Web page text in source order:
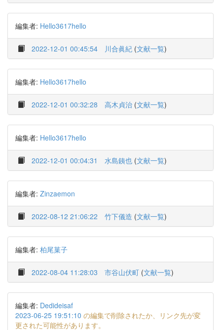
編集者: Hello3617hello
2022-12-01 00:45:54 川合眞紀 (文献一覧)
編集者: Hello3617hello
2022-12-01 00:32:28 高木貞治 (文献一覧)
編集者: Hello3617hello
2022-12-01 00:04:31 水島銕也 (文献一覧)
編集者: Zinzaemon
2022-08-12 21:06:22 竹下儀造 (文献一覧)
編集者: 柏尾菓子
2022-08-04 11:28:03 市谷山伏町 (文献一覧)
編集者: Dedideisaf
2023-06-25 19:51:10 の編集で削除されたか、リンク先が変
更された可能性があります。